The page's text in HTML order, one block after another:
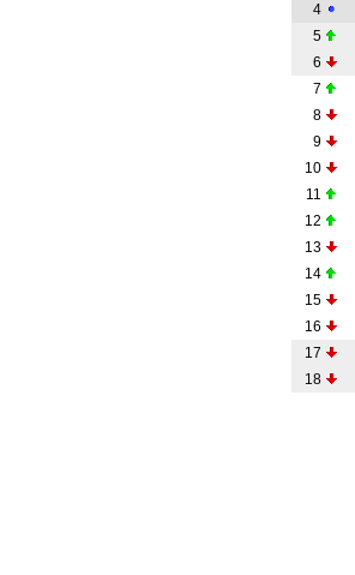
4
5
6
7
8
9
10
11
12
13
14
15
16
17
18